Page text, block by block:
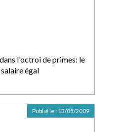
l'octroi de primes: le
égal
Publié le : 13/05/2009